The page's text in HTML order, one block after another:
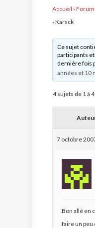
Accueil ›
› Karsck
Ce sujet
participants
dernière fois
années et 10
4 sujets de 1 à
7 octobre
Bon allé en
faire un peu